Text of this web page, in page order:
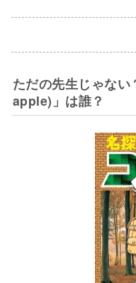
ただの先生じゃな
apple)」は誰？